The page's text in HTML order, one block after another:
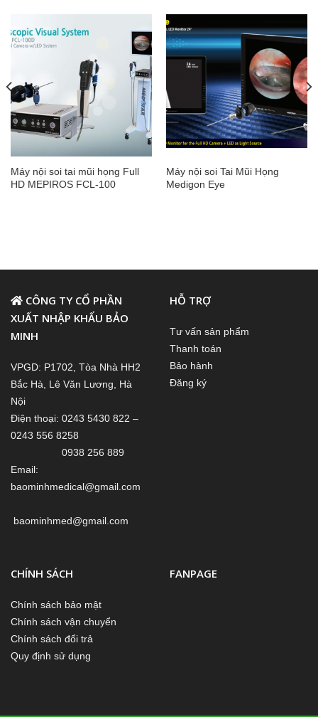
Máy nội soi tai mũi họng Full
HD MEPIROS FCL-100
Máy nội soi Tai Mũi Họng
Medigon Eye
CÔNG TY CỔ PHẦN
XUẤT NHẬP KHẨU BẢO
MINH
VPGD: P1702, Tòa Nhà HH2
Bắc Hà, Lê Văn Lương, Hà
Nội
Điện thoại: 0243 5430 822 –
0243 556 8258
0938 256 889
Email:
baominhmedical@gmail.com
baominhmed@gmail.com
HỖ TRỢ
Tư vấn sản phẩm
Thanh toán
Bảo hành
Đăng ký
CHÍNH SÁCH
Chính sách bảo mật
Chính sách vận chuyển
Chính sách đổi trả
Quy định sử dụng
FANPAGE